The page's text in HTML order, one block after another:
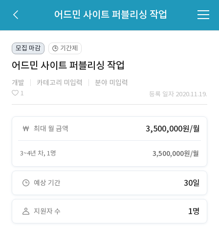
어드민 사이트 퍼블리싱 작업
모집 마감 🕒 기간제
어드민 사이트 퍼블리싱 작업
개발 카테고리 미입력 분야 미입력
1 등록 일자 2020.11.19.
최대 월 금액 3,500,000원/월
3~4년 차, 1명 3,500,000원/월
예상 기간 30일
지원자 수 1명